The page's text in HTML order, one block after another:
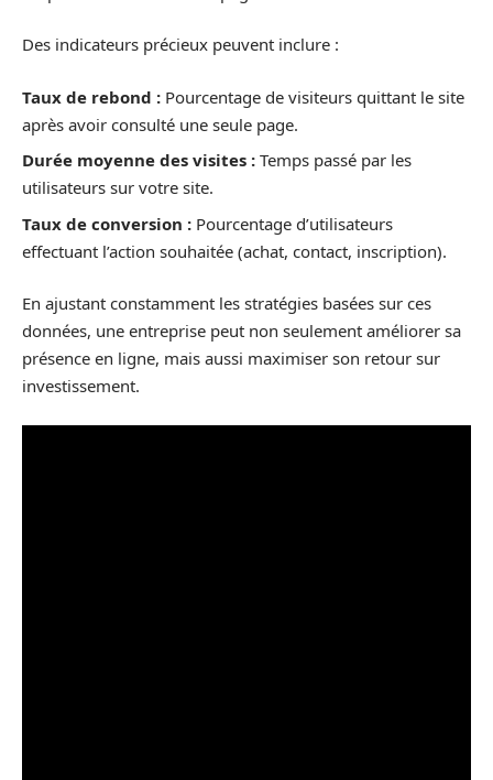
Des indicateurs précieux peuvent inclure :
Taux de rebond : Pourcentage de visiteurs quittant le site
après avoir consulté une seule page.
Durée moyenne des visites : Temps passé par les
utilisateurs sur votre site.
Taux de conversion : Pourcentage d’utilisateurs
effectuant l’action souhaitée (achat, contact, inscription).
En ajustant constamment les stratégies basées sur ces
données, une entreprise peut non seulement améliorer sa
présence en ligne, mais aussi maximiser son retour sur
investissement.